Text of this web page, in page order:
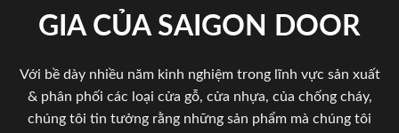
GIA CỦA SAIGON DOOR
Với bề dày nhiều năm kinh nghiệm trong lĩnh vực sản xuất
& phân phối các loại cửa gỗ, cửa nhựa, của chống cháy,
chúng tôi tin tưởng rằng những sản phẩm mà chúng tôi